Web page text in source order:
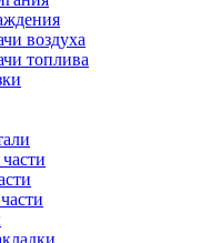
воздуха
топлива